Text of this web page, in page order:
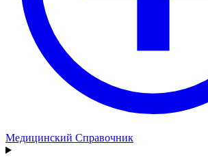
Медицинский Справочник